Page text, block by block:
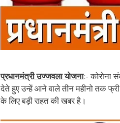
प्रधानमंत्री उज्जवला योजना:- कोरोना
देते हुए उन्हें आने वाले तीन महीनो तक
के लिए बड़ी राहत की खबर है।